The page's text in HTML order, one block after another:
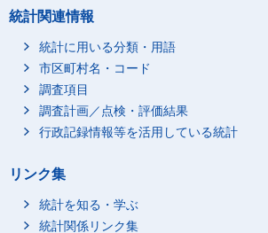
統計関連情報
統計に用いる分類・用語
市区町村名・コード
調査項目
調査計画／点検・評価結果
行政記録情報等を活用している統計
リンク集
統計を知る・学ぶ
統計関係リンク集